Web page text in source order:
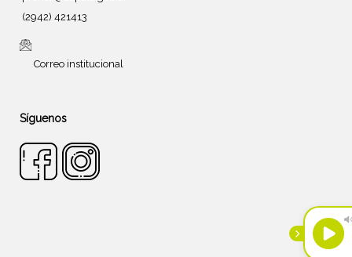
(2942) 421413
Correo institucional
Síguenos